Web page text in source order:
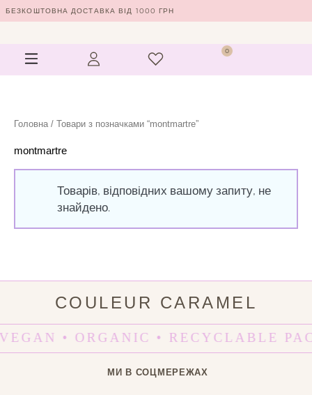
Перейти
до
БЕЗКОШТОВНА ДОСТАВКА ВІД 1000 ГРН
Menu 0
Кошик
Головна / Товари з позначками “montmartre”
montmartre
Товарів, відповідних вашому запиту, не
знайдено.
COULEUR CARAMEL
• ORGANIC • RECYCLABLE
МИ В СОЦМЕРЕЖАХ